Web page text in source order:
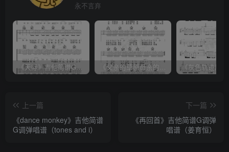
永不言弃
上一篇
《dance monkey》吉他简谱
G调弹唱谱（tones and i）
下一篇
《再回首》吉他简谱G调弹
唱谱（姜育恒）